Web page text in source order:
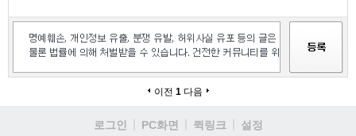
이전 1 다음
로그인 PC화면 퀵링크 설정